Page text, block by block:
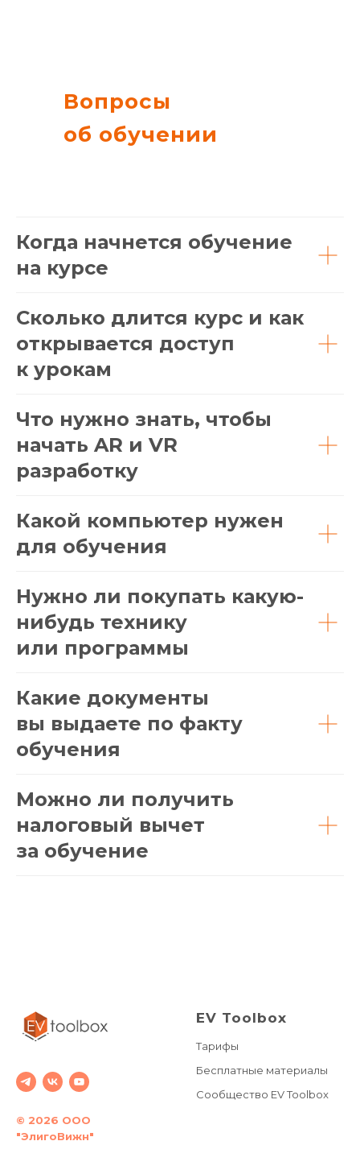
Вопросы
об обучении
Когда начнется обучение
на курсе
Сколько длится курс и как
открывается доступ
к урокам
Что нужно знать, чтобы
начать AR и VR
разработку
Какой компьютер нужен
для обучения
Нужно ли покупать какую-
нибудь технику
или программы
Какие документы
вы выдаете по факту
обучения
Можно ли получить
налоговый вычет
за обучение
© 2026 ООО
"ЭлигоВижн"
EV Toolbox
Тарифы
Бесплатные материалы
Сообщество EV Toolbox